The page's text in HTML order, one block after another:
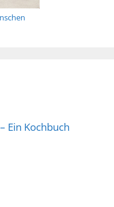
Ein Kochbuch